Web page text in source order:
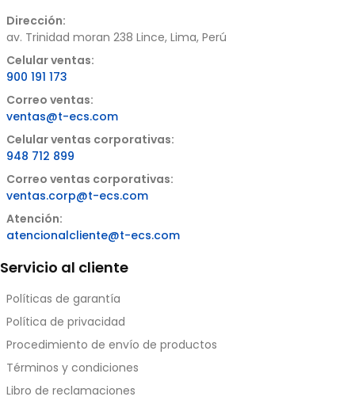
cantidad
Dirección:
av. Trinidad moran 238 Lince, Lima, Perú
Celular ventas:
900 191 173
Correo ventas:
ventas@t-ecs.com
Celular ventas corporativas:
948 712 899
Correo ventas corporativas:
ventas.corp@t-ecs.com
Atención:
atencionalcliente@t-ecs.com
Servicio al cliente
Políticas de garantía
Política de privacidad
Procedimiento de envío de productos
Términos y condiciones
Libro de reclamaciones